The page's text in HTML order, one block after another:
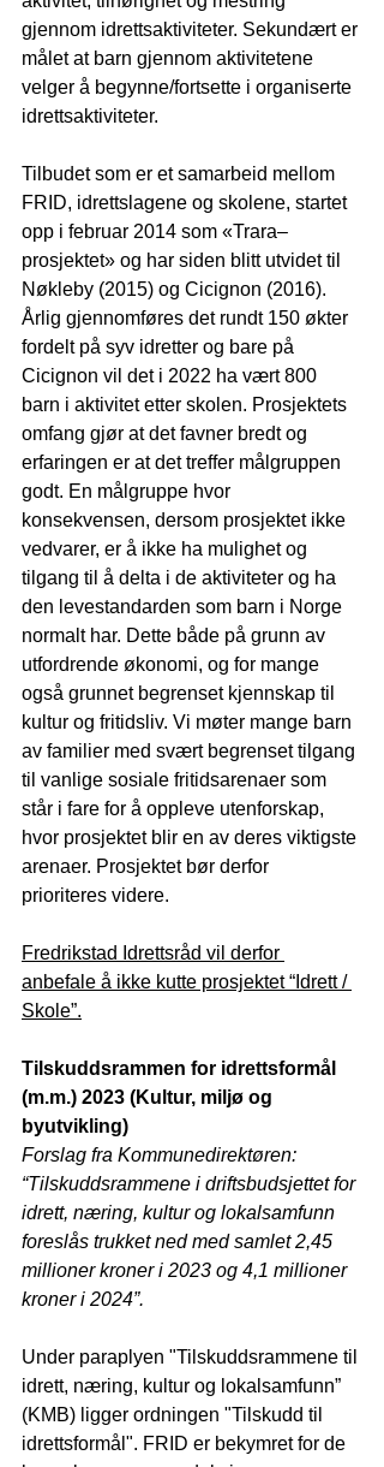
gjennom idrettsaktiviteter. Sekundært er
målet at barn gjennom aktivitetene
velger å begynne/fortsette i organiserte
idrettsaktiviteter.
Tilbudet som er et samarbeid mellom
FRID, idrettslagene og skolene, startet
opp i februar 2014 som «Trara–
prosjektet» og har siden blitt utvidet til
Nøkleby (2015) og Cicignon (2016).
Årlig gjennomføres det rundt 150 økter
fordelt på syv idretter og bare på
Cicignon vil det i 2022 ha vært 800
barn i aktivitet etter skolen. Prosjektets
omfang gjør at det favner bredt og
erfaringen er at det treffer målgruppen
godt. En målgruppe hvor
konsekvensen, dersom prosjektet ikke
vedvarer, er å ikke ha mulighet og
tilgang til å delta i de aktiviteter og ha
den levestandarden som barn i Norge
normalt har. Dette både på grunn av
utfordrende økonomi, og for mange
også grunnet begrenset kjennskap til
kultur og fritidsliv. Vi møter mange barn
av familier med svært begrenset tilgang
til vanlige sosiale fritidsarenaer som
står i fare for å oppleve utenforskap,
hvor prosjektet blir en av deres viktigste
arenaer. Prosjektet bør derfor
prioriteres videre.
Fredrikstad Idrettsråd vil derfor
anbefale å ikke kutte prosjektet “Idrett /
Skole”.
Tilskuddsrammen for idrettsformål
(m.m.) 2023 (Kultur, miljø og
byutvikling)
Forslag fra Kommunedirektøren:
“Tilskuddsrammene i driftsbudsjettet for
idrett, næring, kultur og lokalsamfunn
foreslås trukket ned med samlet 2,45
millioner kroner i 2023 og 4,1 millioner
kroner i 2024”.
Under paraplyen "Tilskuddsrammene til
idrett, næring, kultur og lokalsamfunn”
(KMB) ligger ordningen "Tilskudd til
idrettsformål". FRID er bekymret for de